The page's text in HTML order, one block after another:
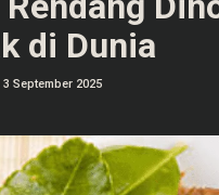
n
R
n
g
D
i
di Dunia
3 September 2025